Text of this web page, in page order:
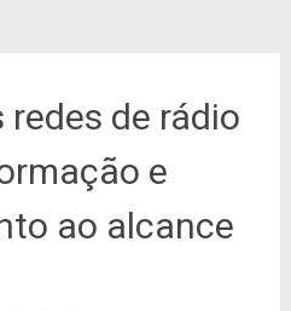
de rádio
e
ao alcance